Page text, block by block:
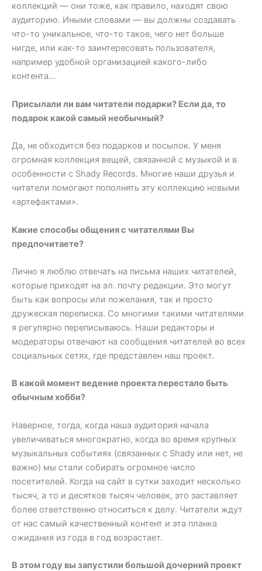
коллекций — они тоже, как правило, находят свою
аудиторию. Иными словами — вы должны создавать
что-то уникальное, что-то такое, чего нет больше
нигде, или как-то заинтересовать пользователя,
например удобной организацией какого-либо
контента…
Присылали ли вам читатели подарки? Если да, то
подарок какой самый необычный?
Да, не обходится без подарков и посылок. У меня
огромная коллекция вещей, связанной с музыкой и в
особенности с Shady Records. Многие наши друзья и
читатели помогают пополнять эту коллекцию новыми
«артефактами».
Какие способы общения с читателями Вы
предпочитаете?
Лично я люблю отвечать на письма наших читателей,
которые приходят на эл. почту редакции. Это могут
быть как вопросы или пожелания, так и просто
дружеская переписка. Со многими такими читателями
я регулярно переписываюсь. Наши редакторы и
модераторы отвечают на сообщения читателей во всех
социальных сетях, где представлен наш проект.
В какой момент ведение проекта перестало быть
обычным хобби?
Наверное, тогда, когда наша аудитория начала
увеличиваться многократно, когда во время крупных
музыкальных событиях (связанных с Shady или нет, не
важно) мы стали собирать огромное число
посетителей. Когда на сайт в сутки заходит несколько
тысяч, а то и десятков тысяч человек, это заставляет
более ответственно относиться к делу. Читатели ждут
от нас самый качественный контент и эта планка
ожидания из года в год возрастает.
В этом году вы запустили большой дочерний проект